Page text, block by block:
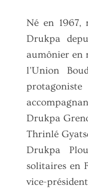
Né en 1967,
Drukpa
aumônier en
l’Union
Drukpa
Thrinlé
Drukpa
solitaires en
vice-